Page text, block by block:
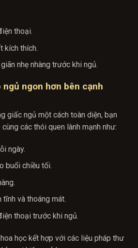
thoại.
kích thích.
nhẹ nhàng trước khi ngủ.
ngon hơn bên cạnh
giấc ngủ một cách toàn diện, bạn
các thói quen lành mạnh như:
ngày.
buổi chiều tối.
và thoáng mát.
thoại trước khi ngủ.
học kết hợp với các liệu pháp thư